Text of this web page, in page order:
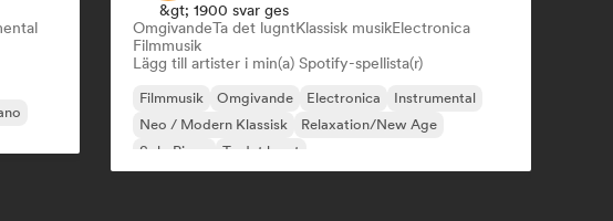
&gt; 1900 svar ges
OmgivandeTa det lugntKlassisk musikElectronica
Filmmusik
Lägg till artister i min(a) Spotify-spellista(r)
Filmmusik Omgivande Electronica
Instrumental
Neo / Modern Klassisk
Relaxation/New Age
Solo Piano
Ta det lugnt